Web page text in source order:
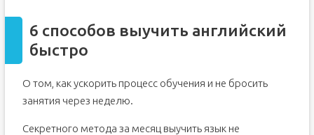
2. Учитесь на досуге
3. Занимайтесь с преподавателем
5. Делайте домашние задания
6. Не учите лишнего
Полиглот. Выучим английский за 16 часов! Урок 1
6 способов выучить английский
быстро
О том, как ускорить процесс обучения и не бросить
занятия через неделю.
Секретного метода за месяц выучить язык не